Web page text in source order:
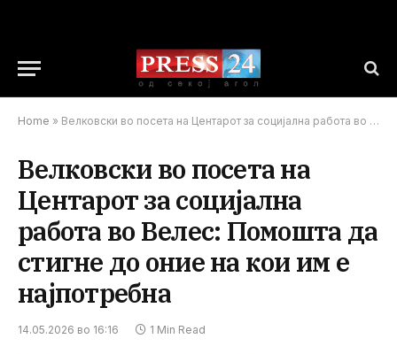
Home » Велковски во посета на Центарот за социјална работа во Велес: Помошта да стигне до оние на кои им е најпотребна
Велковски во посета на
Центарот за социјална
работа во Велес: Помошта да
стигне до оние на кои им е
најпотребна
14.05.2026 во 16:16 1 Min Read